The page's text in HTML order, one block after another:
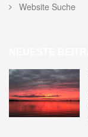
Website Suche